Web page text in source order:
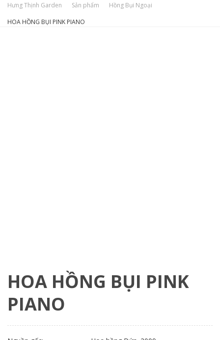
Hưng Thịnh Garden Sản phẩm
Hồng Bụi Ngoại
HOA HỒNG BỤI PINK PIANO
HOA HỒNG BỤI PINK
PIANO